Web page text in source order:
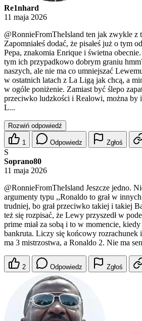
Re1nhard
11 maja 2026
@RonnieFromTheIsland ten jak zwykle z
Zapomniałeś dodać, że pisałeś już o tym
Pepa, znakomia Enrique i świetna
tym ich przypadkowo dobrym graniu
naszych, ale nie ma co umniejszać
w ostatnich latach z La Ligą jak chcą, a
w ogóle poniżenie. Zamiast być ślepo
przeciwko ludzkości i Realowi, można by
L...
Rozwiń odpowiedź
1 Odpowiedz Zgłoś
S
Soprano80
11 maja 2026
@RonnieFromTheIsland Jeszcze jedno.
argumenty typu ,,Ronaldo to grał w
trudniej, bo grał przeciwko takiej i takiej
też się rozpisać, że Lewy przyszedł w
prime miał za sobą i to w momencie, kiedy
bankruta. Liczy się końcowy rozrachunek
ma 3 mistrzostwa, a Ronaldo 2. Nie ma
2 Odpowiedz Zgłoś